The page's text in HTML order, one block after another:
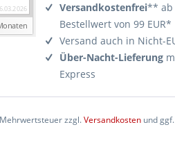
Versandkostenfrei** ab
Bestellwert von 99 EUR*
Versand auch in Nicht-
Über-Nacht-Lieferung
Express
zzgl.Versandkosten und